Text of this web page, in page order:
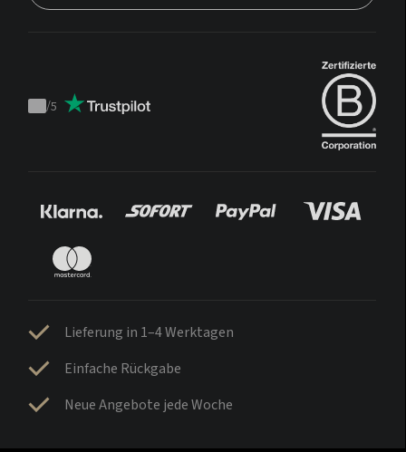
Trustpilot
/5
Lieferung in 1–4 Werktagen
Einfache Rückgabe
Neue Angebote jede Woche